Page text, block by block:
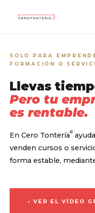
SOLO PARA
FORMACIÓN O
Llevas
Pero tu
es rentable.
En Cero Tontería©
venden cursos o
forma estable,
VER EL VÍDEO